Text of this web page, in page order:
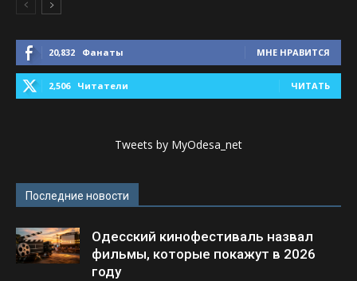
20,832 Фанаты МНЕ НРАВИТСЯ
2,506 Читатели ЧИТАТЬ
Tweets by MyOdesa_net
Последние новости
Одесский кинофестиваль назвал
фильмы, которые покажут в 2026
году